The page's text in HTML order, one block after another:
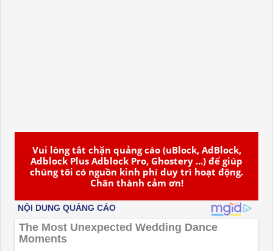
Vui lòng tắt chặn quảng cáo (uBlock, AdBlock,
Adblock Plus Adblock Pro, Ghostery ...) để giúp
chúng tôi có nguồn kinh phí duy trì hoạt động.
Chân thành cảm ơn!